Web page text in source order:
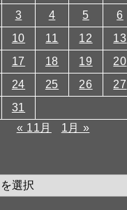
3 4 5 6
10 11 12 13
17 18 19 20
24 25 26 27
31
« 11月
1月 »